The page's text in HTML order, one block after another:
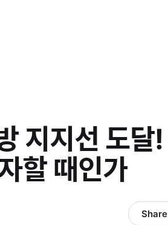
지지선 도달!
할 때인가
Share